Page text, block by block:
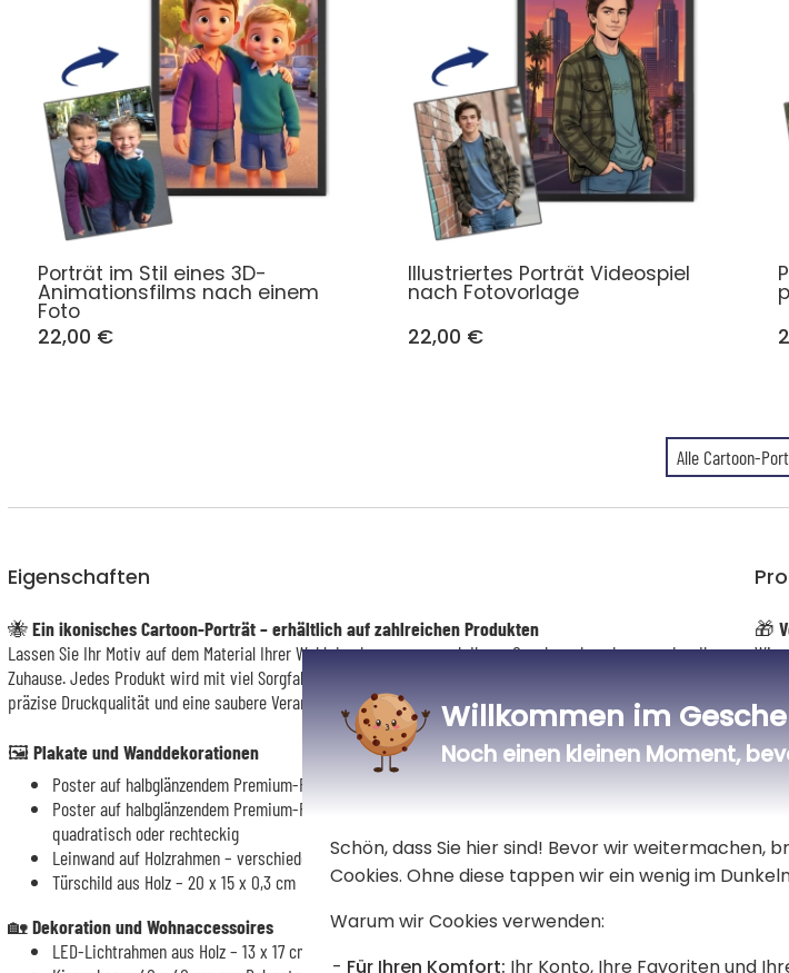
Porträt im Stil eines 3D-
Animationsfilms nach einem
Foto
22,00 €
Illustriertes Porträt Videospiel
nach Fotovorlage
22,00 €
Alle Cartoon-
Eigenschaften
🐝Einikonisches Cartoon-Porträt – erhältlich auf zahlreichen Produkten
Lassen Sie Ihr Motiv auf dem Material Ihrer Wahl drucken – ganz nach Ihrem Geschmack und passend zu Ihrem
Zuhause. Jedes Produkt wird mit viel Sorgfalt gefertigt. Dabei legen wir Wert auf hochwertige Materialien, eine
präzise Druckqualität und eine saubere Verarbeitung.
🖼️Plakate und Wanddekorationen
Poster auf halbglänzendem Premium-Fotopapier 260 g – verschiedene Formate, ohne Rahmen
Poster auf halbglänzendem Premium-Fotopapier 260 g mit MDF-Rahmen und Acrylglasplatte –
quadratisch oder rechteckig
Leinwand auf Holzrahmen – verschiedene Formate
Türschild aus Holz – 20 x 15 x 0,3 cm
🏡Dekoration und Wohnaccessoires
LED-Lichtrahmen aus Holz – 13 x 17 cm
🎁
Wir
und
KI
Willkommen im
Noch einen kleinen Moment,
Schön, dass Sie hier sind! Bevor wir weitermachen,
Cookies. Ohne diese tappen wir ein wenig im
Warum wir Cookies verwenden:
Für Ihren Komfort: Ihr Konto, Ihre Favoriten und